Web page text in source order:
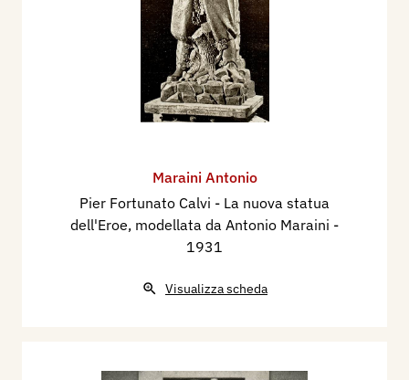
Maraini Antonio
Pier Fortunato Calvi - La nuova statua
dell'Eroe, modellata da Antonio Maraini -
1931
Visualizza scheda